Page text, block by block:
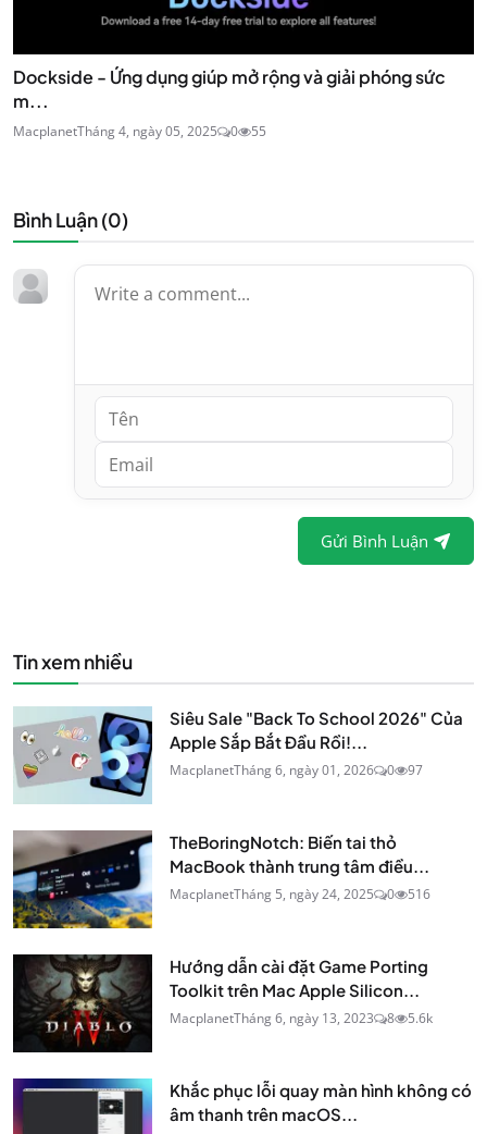
Dockside - Ứng dụng giúp mở rộng và giải phóng sức
m...
MacplanetTháng 4, ngày 05, 2025 0 55
Bình Luận (0)
Gửi Bình Luận
Tin xem nhiều
Siêu Sale "Back To School 2026" Của
Apple Sắp Bắt Đầu Rồi!...
MacplanetTháng 6, ngày 01, 2026 0 97
TheBoringNotch: Biến tai thỏ
MacBook thành trung tâm điều...
MacplanetTháng 5, ngày 24, 2025 0 516
Hướng dẫn cài đặt Game Porting
Toolkit trên Mac Apple Silicon...
MacplanetTháng 6, ngày 13, 2023 8 5.6k
Khắc phục lỗi quay màn hình không có
âm thanh trên macOS...